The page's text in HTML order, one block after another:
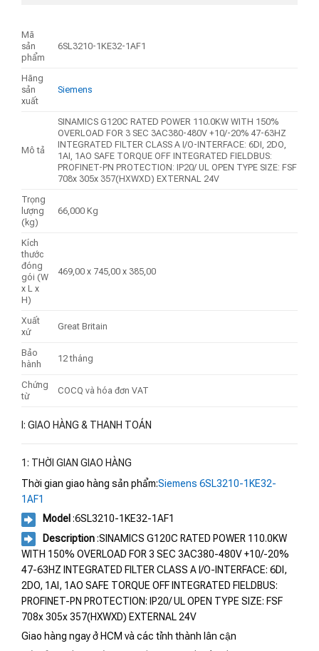
Mã
sản
phẩm
6SL3210-1KE32-1AF1
Hãng
sản
xuất
Siemens
Mô tả
SINAMICS G120C RATED POWER 110.0KW WITH 150%
OVERLOAD FOR 3 SEC 3AC380-480V +10/-20% 47-63HZ
INTEGRATED FILTER CLASS A I/O-INTERFACE: 6DI, 2DO,
1AI, 1AO SAFE TORQUE OFF INTEGRATED FIELDBUS:
PROFINET-PN PROTECTION: IP20/ UL OPEN TYPE SIZE: FSF
708x 305x 357(HXWXD) EXTERNAL 24V
Trọng
lượng
(kg)
66,000 Kg
Kích
thước
đóng
gói (W
x L x
H)
469,00 x 745,00 x 385,00
Xuất
xứ
Great Britain
Bảo
hành
12 tháng
Chứng
từ
COCQ và hóa đơn VAT
I: GIAO HÀNG & THANH TOÁN
1: THỜI GIAN GIAO HÀNG
Thời gian giao hàng sản phẩm:Siemens 6SL3210-1KE32-
1AF1
Model :6SL3210-1KE32-1AF1
Description:SINAMICS G120C RATED POWER 110.0KW
WITH 150% OVERLOAD FOR 3 SEC 3AC380-480V +10/-20%
47-63HZ INTEGRATED FILTER CLASS A I/O-INTERFACE: 6DI,
2DO, 1AI, 1AO SAFE TORQUE OFF INTEGRATED FIELDBUS:
PROFINET-PN PROTECTION: IP20/ UL OPEN TYPE SIZE: FSF
708x 305x 357(HXWXD) EXTERNAL 24V
Giao hàng ngay ở HCM và các tỉnh thành lân cận